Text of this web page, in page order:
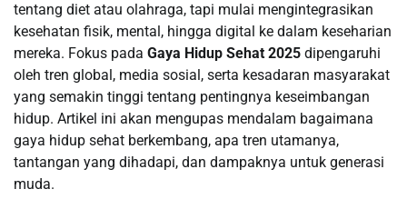
tentang diet atau olahraga, tapi mulai mengintegrasikan
kesehatan fisik, mental, hingga digital ke dalam keseharian
mereka. Fokus pada Gaya Hidup Sehat 2025 dipengaruhi
oleh tren global, media sosial, serta kesadaran masyarakat
yang semakin tinggi tentang pentingnya keseimbangan
hidup. Artikel ini akan mengupas mendalam bagaimana
gaya hidup sehat berkembang, apa tren utamanya,
tantangan yang dihadapi, dan dampaknya untuk generasi
muda.